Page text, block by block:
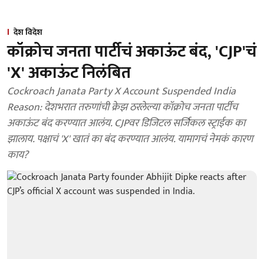
देश विदेश
कॉक्रोच जनता पार्टीचं अकाऊंट बंद, 'CJP'चं
'X' अकाऊंट निलंबित
Cockroach Janata Party X Account Suspended India
Reason: देशभरात तरुणांची क्रेझ ठरलेल्या कॉक्रोच जनता पार्टीच
अकाऊंट बंद करण्यात आलंय. CJPवर डिजिटल सर्जिकल स्ट्राईक का
झालाय. पक्षाचं 'X' खातं का बंद करण्यात आलंय. यामागचं नेमकं कारण
काय?